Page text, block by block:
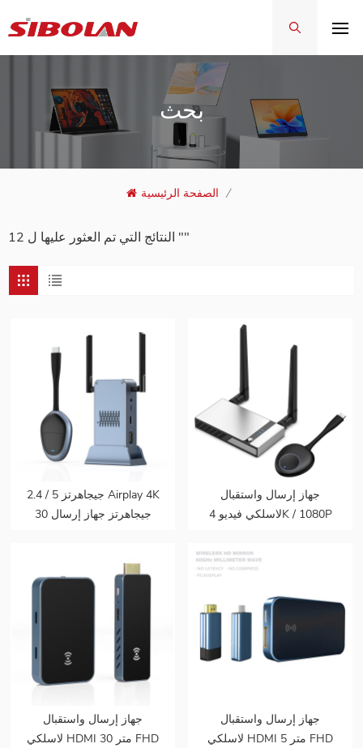
بحث
الصفحة الرئيسية /
12 النتائج التي تم العثور عليها ل ""
2.4 / 5 جيجاهرتز Airplay 4K
30 جيجاهرتز جهاز إرسال
واستقبال HDMI لاسلكي
جهاز إرسال واستقبال
لاسلكي فيديو 4K / 1080P
لجهاز عرض التلفزيون
جهاز إرسال واستقبال
لاسلكي HDMI 30 متر FHD
جهاز إرسال واستقبال
لاسلكي HDMI 5 متر FHD